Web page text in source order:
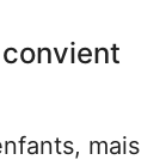
mais